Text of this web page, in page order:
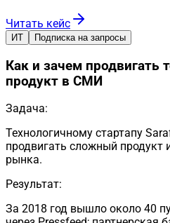
Читать кейс
ИТ Подписка на запросы
Как и зачем продвигать
продукт в СМИ
Задача:
Технологичному стартапу
продвигать сложный продукт
рынка.
Результат:
За 2018 год вышло около 40